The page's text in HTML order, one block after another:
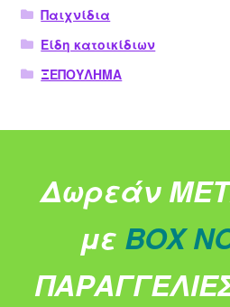
Παιχνίδια
Είδη κατοικίδιων
ΞΕΠΟΥΛΗΜΑ
Δωρεάν
με BOX